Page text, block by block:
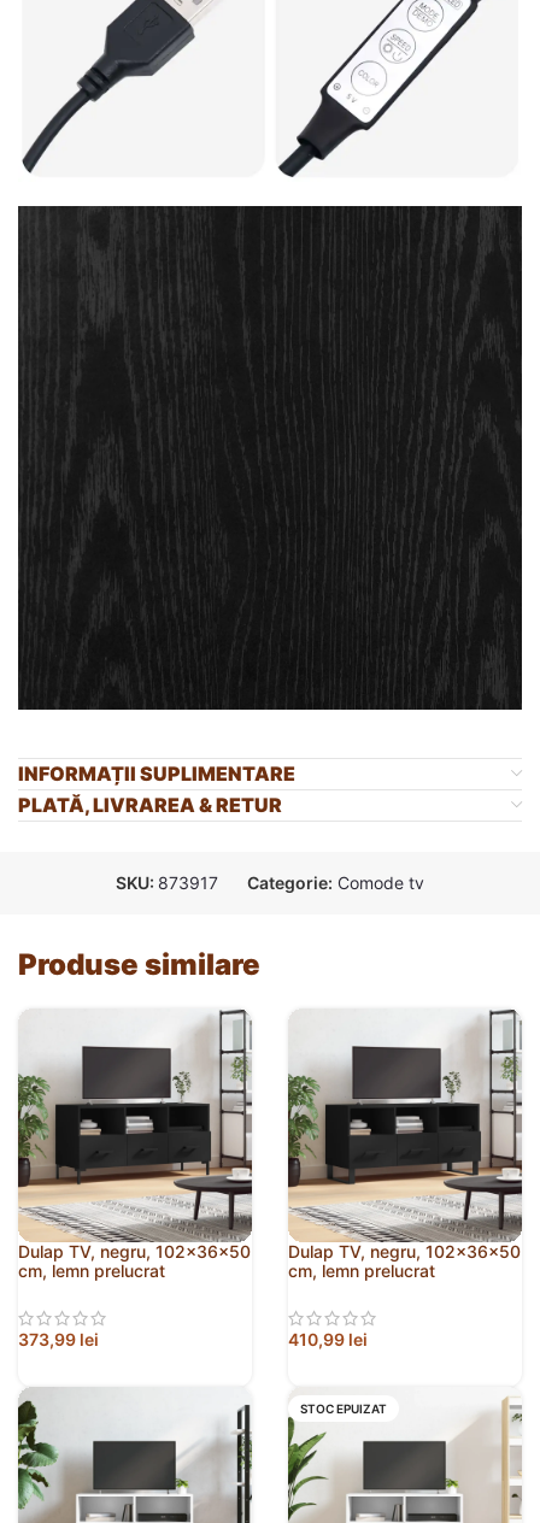
INFORMAȚII SUPLIMENTARE
PLATĂ, LIVRAREA & RETUR
SKU: 873917 Categorie: Comode tv
Produse similare
Dulap TV, negru, 102x36x50
cm, lemn prelucrat
373,99 lei
Dulap TV, negru, 102x36x50
cm, lemn prelucrat
410,99 lei
STOC EPUIZAT